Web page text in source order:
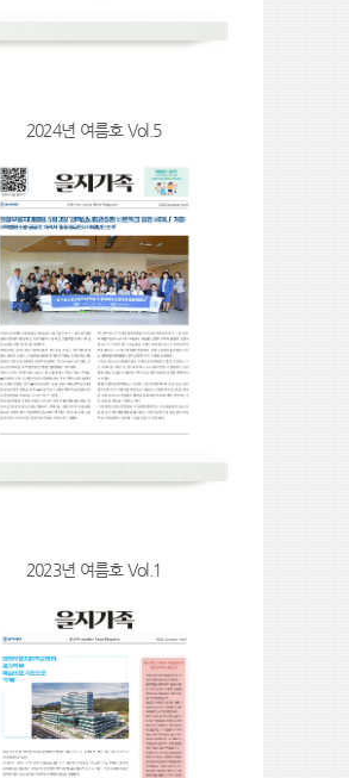
2024년 여름호 Vol.5
2023년 여름호 Vol.1